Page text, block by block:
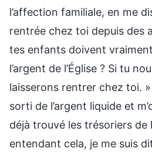
l’affection familiale, en me
rentrée chez toi depuis des
tes enfants doivent
l’argent de l’Église ? Si tu
laisserons rentrer chez toi.
sorti de l’argent liquide et
déjà trouvé les trésoriers de
entendant cela, je me suis